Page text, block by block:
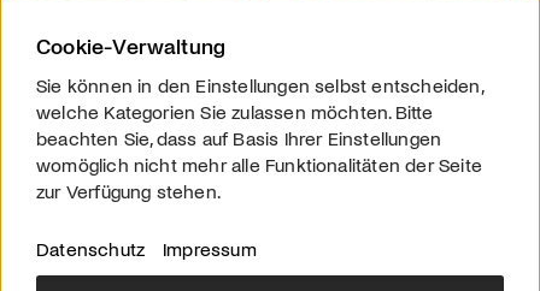
Cookie-Verwaltung
Sie können in den Einstellungen selbst entscheiden,
welche Kategorien Sie zulassen möchten. Bitte
beachten Sie, dass auf Basis Ihrer Einstellungen
womöglich nicht mehr alle Funktionalitäten der Seite
zur Verfügung stehen.
Datenschutz Impressum